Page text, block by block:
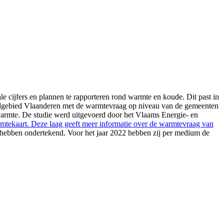
en plannen te rapporteren rond warmte en koude. Dit past in
Vlaanderen met de warmtevraag op niveau van de gemeenten
De studie werd uitgevoerd door het Vlaams Energie- en
Deze laag geeft meer informatie over de warmtevraag van
ondertekend. Voor het jaar 2022 hebben zij per medium de